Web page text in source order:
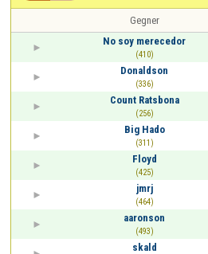
Gegner
No soy merecedor
(410)
Donaldson
(336)
Count Ratsbona
(256)
Big Hado
(311)
Floyd
(425)
jmrj
(464)
aaronson
(493)
skald